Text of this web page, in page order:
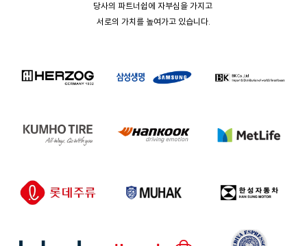
당사의 파트너쉽에 자부심을 가지고
서로의 가치를 높여가고 있습니다.